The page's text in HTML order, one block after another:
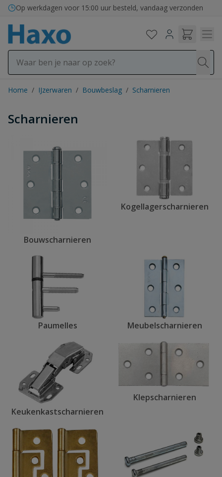
Ga naar de inhoud
Op werkdagen voor 15:00 uur besteld, vandaag verzonden
Home / IJzerwaren / Bouwbeslag / Scharnieren
Scharnieren
Bouwscharnieren
Kogellagerscharnieren
Paumelles Meubelscharnieren
Keukenkastscharnieren
Klepscharnieren